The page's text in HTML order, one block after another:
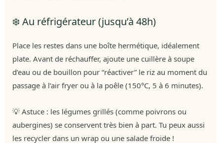
❄️ Au réfrigérateur (jusqu’à 48h)
Place les restes dans une boîte hermétique, idéalement
plate. Avant de réchauffer, ajoute une cuillère à soupe
d’eau ou de bouillon pour “réactiver” le riz au moment du
passage à l’air fryer ou à la poêle (150°C, 5 à 6 minutes).
💡 Astuce : les légumes grillés (comme poivrons ou
aubergines) se conservent très bien à part. Tu peux aussi
les recycler dans un wrap ou une salade froide !